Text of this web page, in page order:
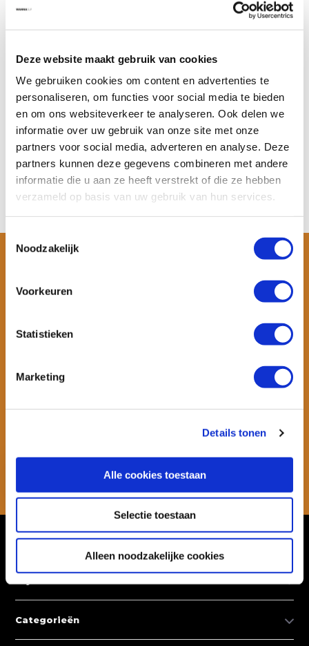
Deze website maakt gebruik van cookies
We gebruiken cookies om content en advertenties te
personaliseren, om functies voor social media te bieden
en om ons websiteverkeer te analyseren. Ook delen we
informatie over uw gebruik van onze site met onze
partners voor social media, adverteren en analyse. Deze
partners kunnen deze gegevens combineren met andere
informatie die u aan ze heeft verstrekt of die ze hebben
verzameld op basis van uw gebruik van hun services.
Toestemmingsselectie
Noodzakelijk
Voorkeuren
Statistieken
Marketing
Details tonen
Alle cookies toestaan
Selectie toestaan
Alleen noodzakelijke cookies
Mojimdo Elektrische SUP
De Mojimdo elektrische SUP
pomp blaast paddleboa...
Op voorraad
Meer informatie
€ 89,99
Bekijken
* Lees hier de wettelijke beperkingen
Klantenservice
Categorieën